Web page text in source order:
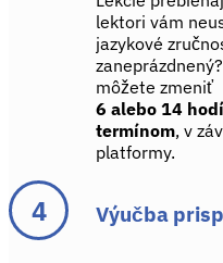
lektori vám
jazykové
môžete zmeniť
6 alebo 14
termínom, v
platformy.
Výučba